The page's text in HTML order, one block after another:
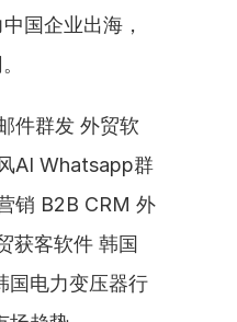
国企业出海，
件群发 外贸软
AI Whatsapp群
销 B2B CRM 外
获客软件 韩国
国电力变压器行